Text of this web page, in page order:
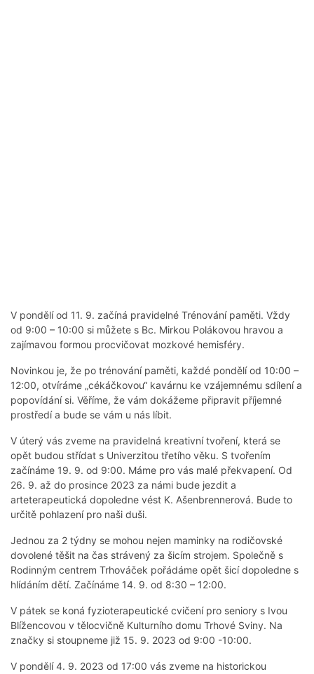
V pondělí od 11. 9. začíná pravidelné Trénování paměti. Vždy
od 9:00 – 10:00 si můžete s Bc. Mirkou Polákovou hravou a
zajímavou formou procvičovat mozkové hemisféry.
Novinkou je, že po trénování paměti, každé pondělí od 10:00 –
12:00, otvíráme „cékáčkovou“ kavárnu ke vzájemnému sdílení a
popovídání si. Věříme, že vám dokážeme připravit příjemné
prostředí a bude se vám u nás líbit.
V úterý vás zveme na pravidelná kreativní tvoření, která se
opět budou střídat s Univerzitou třetího věku. S tvořením
začínáme 19. 9. od 9:00. Máme pro vás malé překvapení. Od
26. 9. až do prosince 2023 za námi bude jezdit a
arteterapeutická dopoledne vést K. Ašenbrennerová. Bude to
určitě pohlazení pro naši duši.
Jednou za 2 týdny se mohou nejen maminky na rodičovské
dovolené těšit na čas strávený za šicím strojem. Společně s
Rodinným centrem Trhováček pořádáme opět šicí dopoledne s
hlídáním dětí. Začínáme 14. 9. od 8:30 – 12:00.
V pátek se koná fyzioterapeutické cvičení pro seniory s Ivou
Blížencovou v tělocvičně Kulturního domu Trhové Sviny. Na
značky si stoupneme již 15. 9. 2023 od 9:00 -10:00.
V pondělí 4. 9. 2023 od 17:00 vás zveme na historickou